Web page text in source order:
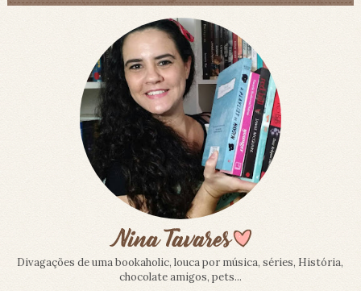
Divagações de uma bookaholic, louca por música, séries, História,
chocolate amigos, pets...